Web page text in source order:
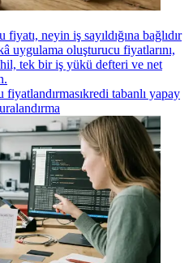
neyin iş sayıldığına bağlıdır
uygulama oluşturucu fiyatlarını,
tek bir iş yükü defteri ve net
kredi tabanlı yapay